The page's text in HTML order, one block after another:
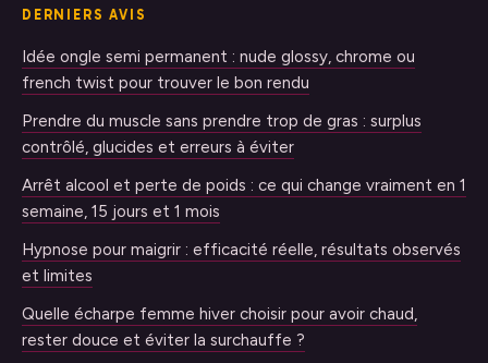
DERNIERS AVIS
Idée ongle semi permanent : nude glossy, chrome ou
french twist pour trouver le bon rendu
Prendre du muscle sans prendre trop de gras : surplus
contrôlé, glucides et erreurs à éviter
Arrêt alcool et perte de poids : ce qui change vraiment en 1
semaine, 15 jours et 1 mois
Hypnose pour maigrir : efficacité réelle, résultats observés
et limites
Quelle écharpe femme hiver choisir pour avoir chaud,
rester douce et éviter la surchauffe ?